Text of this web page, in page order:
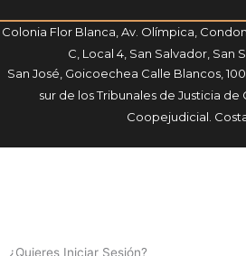
Colonia Flor Blanca, Av. Olímpica,
C, Local 4, San Salvador, San
San José, Goicoechea Calle Blancos,
sur de los Tribunales de Justicia
Coopejudicial.
¿Quieres Iniciar Sesión?